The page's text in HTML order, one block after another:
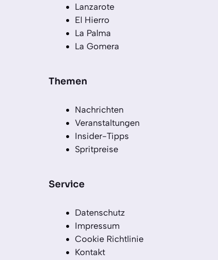
Lanzarote
El Hierro
La Palma
La Gomera
Themen
Nachrichten
Veranstaltungen
Insider-Tipps
Spritpreise
Service
Datenschutz
Impressum
Cookie Richtlinie
Kontakt